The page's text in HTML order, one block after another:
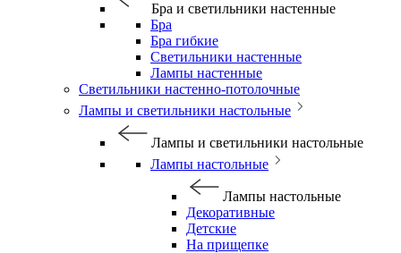
Бра и светильники настенные
Бра
Бра гибкие
Светильники настенные
Лампы настенные
Светильники настенно-потолочные
Лампы и светильники настольные
Лампы и светильники настольные
Лампы настольные
Лампы настольные
Декоративные
Детские
На прищепке